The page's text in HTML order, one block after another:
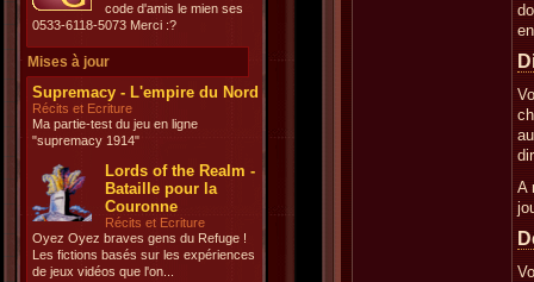
code d'amis le mien ses
0533-6118-5073 Merci :?
Mises à jour
Supremacy - L'empire du Nord
Récits et Ecriture
Ma partie-test du jeu en ligne
"supremacy 1914"
Lords of the Realm -
Bataille pour la
Couronne
Récits et Ecriture
Oyez Oyez braves gens du Refuge !
Les fictions basés sur les expériences
de jeux vidéos que l'on...
A